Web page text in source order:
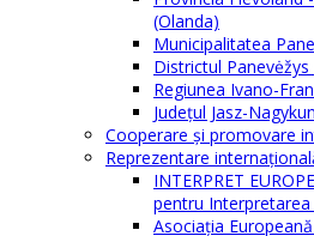
(Olanda)
Municipalitatea
Districtul Panevėžys
Regiunea Ivano-
Judeţul Jasz-
Cooperare şi promovare
Reprezentare
INTERPRET
pentru
Asociația